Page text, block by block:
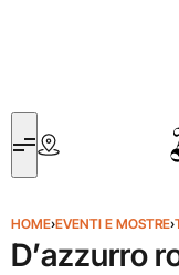
HOME›EVENTI E MOSTRE›
D’azzurro